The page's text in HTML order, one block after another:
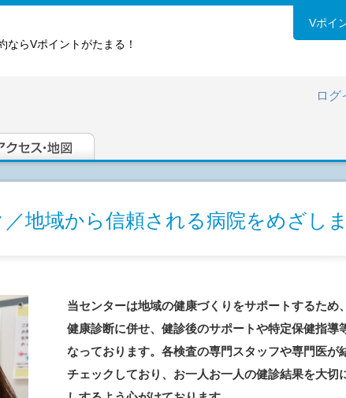
ならVポイントがたまる！
Vポイ
ログ
地域から信頼される病院をめざしま
当センターは地域の健康づくりをサポートするため
健康診断に併せ、健診後のサポートや特定保健指導
なっております。各検査の専門スタッフや専門医が
チェックしており、お一人お一人の健診結果を大切